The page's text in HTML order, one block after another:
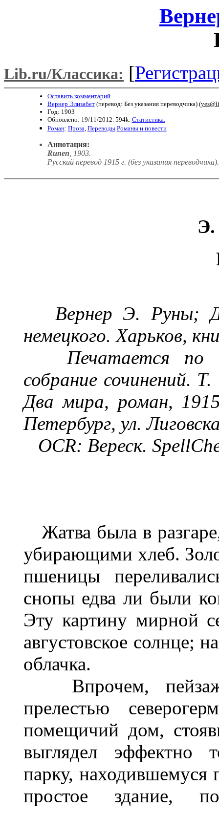
Lib.ru/Классика: [
Оставить комментарий
Вернер Элизабет(перевод: Без указания переводчика) (
Год: 1903
Обновлено: 19/11/2012. 594k. Статистика.
Роман: Проза Переводы Романы и повести
Аннотация:
Runen , 1903.
Русский перевод 1915 г. (без указания переводчика).
Э.
Вернер Э. Руны;
немецкого. Харьков,
Печатается по
собрание сочинений.
Два мира, роман,
Петербург, ул.
OCR: Вереск.
Жатва была в
убирающими хлеб.
пшеницы
снопы едва ли были
Эту картину мирной
августовское солнце;
облачка.
Впрочем, пейзаж
прелестью
помещичий дом,
выглядел эффектно
парку, находившемуся
простое здание,